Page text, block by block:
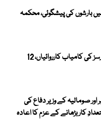
بارشوں کی پیشگوئی، محکمہ
بلوچستان میں سیکیورٹی فورسز کی کامیاب کارروائیاں، 12
صومالیہ کے وزیر دفاع کی
کار بڑھانے کے عزم کا اعادہ